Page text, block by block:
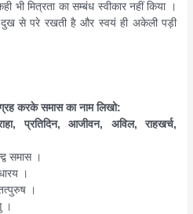
मित्रता का सम्बंध स्वीकार नहीं किया ।
से परे रखती है और स्वयं ही अकेली पड़ी
करके समास का नाम लिखो:
प्रतिदिन, आजीवन, अविल, राहखर्च,
समास ।
।
।
।